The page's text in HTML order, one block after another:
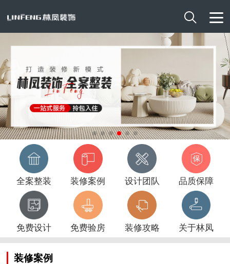

全案整装 装修案例 设计团队 品质保障
免费设计 免费验房 装修攻略 关于林凤
装修案例